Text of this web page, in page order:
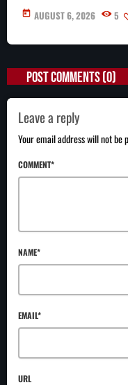
today AUGUST 6, 2026 5
POST COMMENTS (0)
Leave a reply
Your email address will not be
COMMENT*
NAME*
EMAIL*
URL